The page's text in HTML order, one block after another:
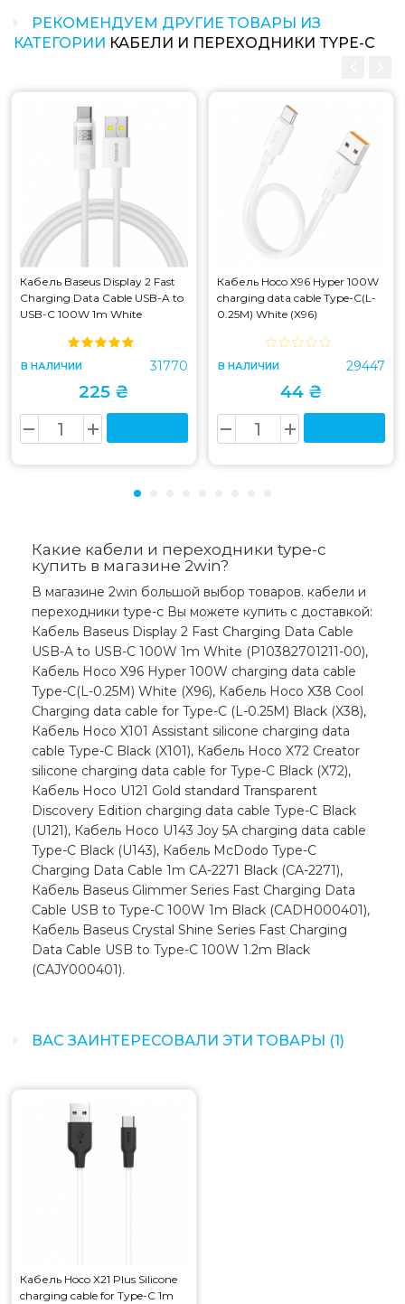
РЕКОМЕНДУЕМ ДРУГИЕ ТОВАРЫ ИЗ
КАТЕГОРИИ КАБЕЛИ И ПЕРЕХОДНИКИ TYPE-C
Кабель Baseus Display 2 Fast
Charging Data Cable USB-A to
USB-C 100W 1m White
В НАЛИЧИИ 31770
225 ₴
Кабель Hoco X96 Hyper 100W
charging data cable Type-C(L-
0.25M) White (X96)
В НАЛИЧИИ 29447
44 ₴
Какие кабели и переходники type-c
купить в магазине 2win?
В магазине 2win большой выбор товаров. кабели и
переходники type-c Вы можете купить с доставкой:
Кабель Baseus Display 2 Fast Charging Data Cable
USB-A to USB-C 100W 1m White (P10382701211-00),
Кабель Hoco X96 Hyper 100W charging data cable
Type-C(L-0.25M) White (X96), Кабель Hoco X38 Cool
Charging data cable for Type-C (L-0.25M) Black (X38),
Кабель Hoco X101 Assistant silicone charging data
cable Type-C Black (X101), Кабель Hoco X72 Creator
silicone charging data cable for Type-C Black (X72),
Кабель Hoco U121 Gold standard Transparent
Discovery Edition charging data cable Type-C Black
(U121), Кабель Hoco U143 Joy 5A charging data cable
Type-C Black (U143), Кабель McDodo Type-C
Charging Data Cable 1m CA-2271 Black (CA-2271),
Кабель Baseus Glimmer Series Fast Charging Data
Cable USB to Type-C 100W 1m Black (CADH000401),
Кабель Baseus Crystal Shine Series Fast Charging
Data Cable USB to Type-C 100W 1.2m Black
(CAJY000401).
ВАС ЗАИНТЕРЕСОВАЛИ ЭТИ ТОВАРЫ (1)
Кабель Hoco X21 Plus Silicone
charging cable for Type-C 1m